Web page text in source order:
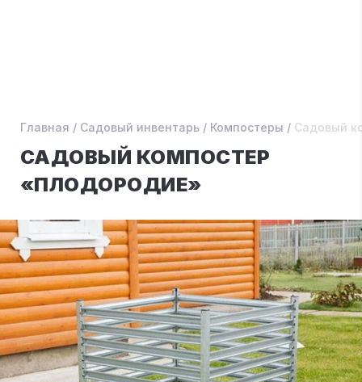
Главная / Садовый инвентарь / Компостеры / Садовый
САДОВЫЙ КОМПОСТЕР
«ПЛОДОРОДИЕ»